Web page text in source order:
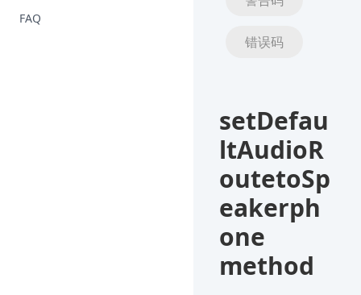
FAQ
错误码
setDefau
ltAudioR
outetoSp
eakerph
one
method